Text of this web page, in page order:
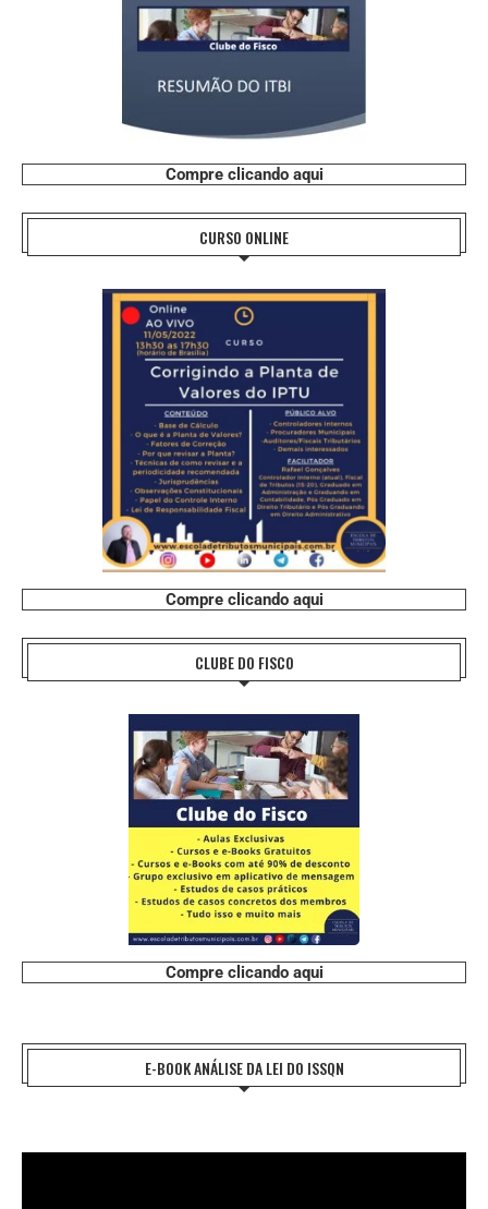
Compre clicando aqui
CURSO ONLINE
Compre clicando aqui
CLUBE DO FISCO
Compre clicando aqui
E-BOOK ANÁLISE DA LEI DO ISSQN